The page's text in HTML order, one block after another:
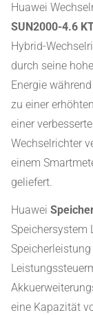
Huawei
SUN2000-4.6
Hybrid-
durch seine
Energie
zu einer
einer
Wechselrichter
einem
geliefert.
Huawei
Speichersystem
eine Kapazität